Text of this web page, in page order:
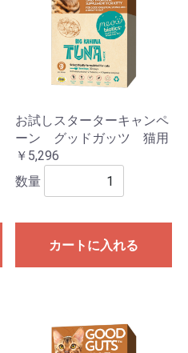
お試しスターターキャンペ
ーン グッドガッツ 猫用
￥5,296
数量
カートに入れる